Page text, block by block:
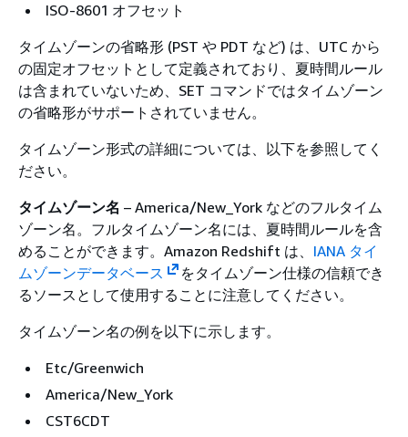
ISO-8601 オフセット
タイムゾーンの省略形 (PST や PDT など) は、UTC から
の固定オフセットとして定義されており、夏時間ルール
は含まれていないため、SET コマンドではタイムゾーン
の省略形がサポートされていません。
タイムゾーン形式の詳細については、以下を参照してく
ださい。
タイムゾーン名 – America/New_York などのフルタイム
ゾーン名。フルタイムゾーン名には、夏時間ルールを含
めることができます。Amazon Redshift は、 IANA タイ
ムゾーンデータベース
をタイムゾーン仕様の信頼でき
るソースとして使用することに注意してください。
タイムゾーン名の例を以下に示します。
Etc/Greenwich
America/New_York
CST6CDT